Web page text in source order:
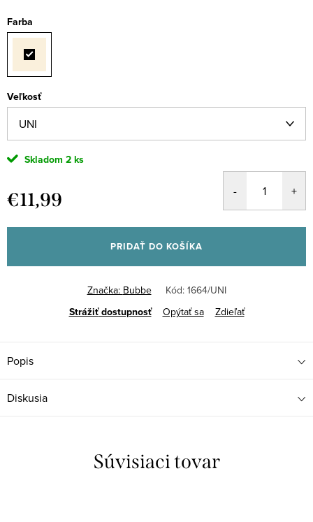
Farba
Veľkosť
Skladom 2 ks
€11,99
cena:
PRIDAŤ DO KOŠÍKA
Značka: Bubbe Kód: 1664/UNI
Opýtať sa
Strážiť Zdieľať
Popis
Diskusia
Súvisiaci tovar